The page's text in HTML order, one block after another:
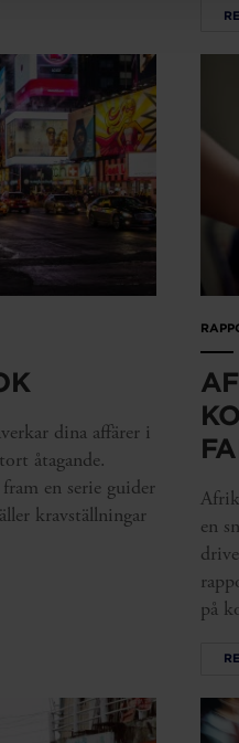
dina affärer i
åtagande.
en serie guider
kravställningar
en
på